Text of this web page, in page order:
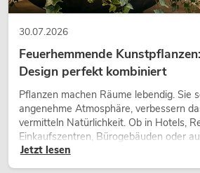
30.07.2026
Feuerhemmende
Design perfekt kombiniert
Pflanzen machen Räume lebendig. Sie
angenehme Atmosphäre, verbessern
vermitteln Natürlichkeit. Ob in Hotels,
Einkaufszentren, Bürogebäuden oder
hochwertige Begrünung gehört heute
Raumkonzept.
Jetzt lesen